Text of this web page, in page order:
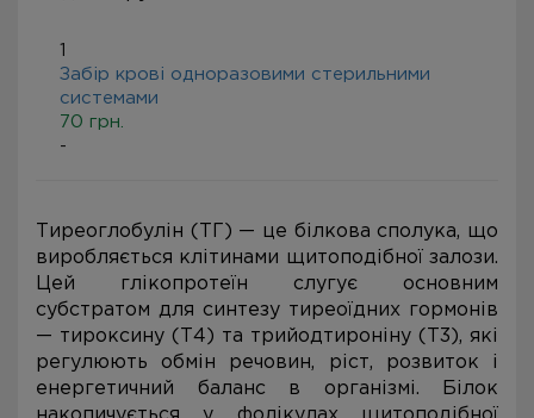
1
Забір крові одноразовими стерильними
системами
70 грн.
-
Тиреоглобулін (ТГ) — це білкова сполука, що
виробляється клітинами щитоподібної залози.
Цей глікопротеїн слугує основним
субстратом для синтезу тиреоїдних гормонів
— тироксину (Т4) та трийодтироніну (Т3), які
регулюють обмін речовин, ріст, розвиток і
енергетичний баланс в організмі. Білок